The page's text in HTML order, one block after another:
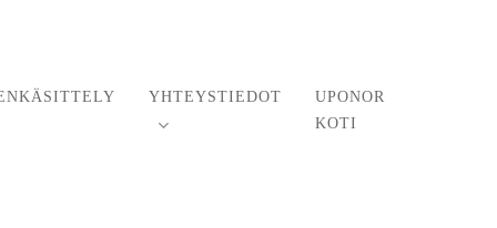
YHTEYSTIEDOT
UPONOR
KOTI